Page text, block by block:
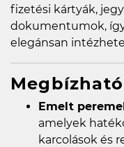
fizetési kártyák,
dokumentumok,
elegánsan
Emelt
amelyek
karcolások és